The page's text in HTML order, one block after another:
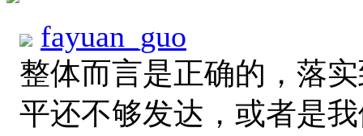
fayuan_guo
整体而言是正确的，落
平还不够发达，或者是